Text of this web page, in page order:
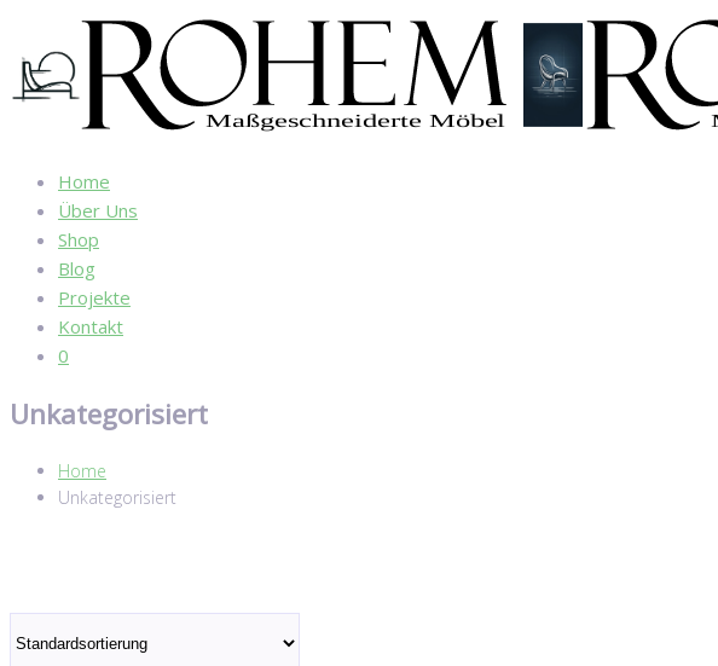
Home
Über Uns
Shop
Blog
Projekte
Kontakt
0
Unkategorisiert
Home
Unkategorisiert